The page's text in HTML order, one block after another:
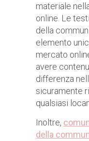
materiale
online. Le
della
elemento
mercato
avere
differenza
sicuramente
qualsiasi
Inoltre,
della